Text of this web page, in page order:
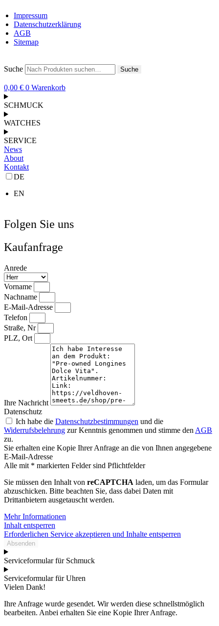
Impressum
Datenschutzerklärung
AGB
Sitemap
Suche Suche
0,00 € 0 Warenkorb
SCHMUCK
WATCHES
SERVICE
News
About
Kontakt
DE
EN
Folgen Sie uns
Kaufanfrage
Anrede
Vorname
Nachname
E-Mail-Adresse
Telefon
Straße, Nr
PLZ, Ort
Ihre Nachricht
Datenschutz
Ich habe die Datenschutzbestimmungen und die
Widerrufsbelehrung zur Kenntnis genommen und stimme den AGB
zu.
Sie erhalten eine Kopie Ihrer Anfrage an die von Ihnen angegebene
E-Mail-Adresse
Alle mit * markierten Felder sind Pflichtfelder
Sie müssen den Inhalt von reCAPTCHA laden, um das Formular
abzuschicken. Bitte beachten Sie, dass dabei Daten mit
Drittanbietern ausgetauscht werden.
Mehr Informationen
Inhalt entsperren
Erforderlichen Service akzeptieren und Inhalte entsperren
Absenden
Serviceformular für Schmuck
Serviceformular für Uhren
Vielen Dank!
Ihre Anfrage wurde gesendet. Wir werden diese schnellstmöglich
bearbeiten. Anbei erhalten Sie eine Kopie Ihrer Anfrage.